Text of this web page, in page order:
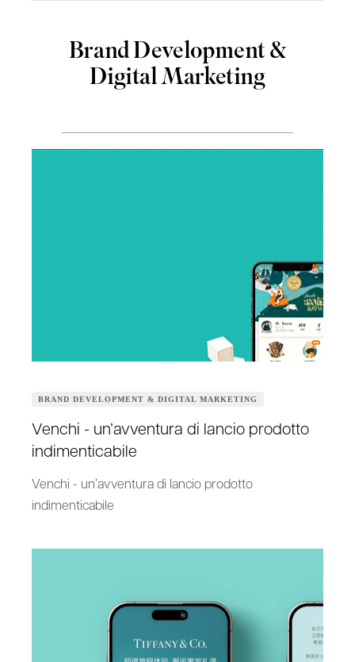
Brand Development &
Digital Marketing
BRAND DEVELOPMENT & DIGITAL MARKETING
Venchi - un’avventura di lancio prodotto
indimenticabile
Venchi - un’avventura di lancio prodotto
indimenticabile